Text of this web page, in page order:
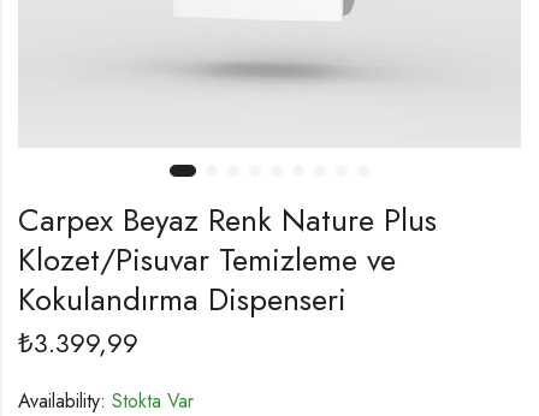
Carpex Beyaz Renk Nature Plus
Klozet/Pisuvar Temizleme ve
Kokulandırma Dispenseri
₺3.399,99
Availability: Stokta Var